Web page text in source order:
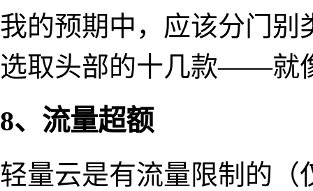
我的预期中，应该分门别
选取头部的十几款——就
8、流量超额
轻量云是有流量限制的（